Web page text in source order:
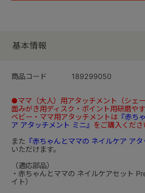
基本情報
商品コード 189299050
●ママ（大人）用アタッチメント（シェ
面みがき用ディスク・ポイント用研磨や
ベビー・ママ用アタッチメントは『赤ち
ア アタッチメント ミニ』 をご購入くださ
また 『赤ちゃんとママの ネイルケア アタ
いただけます。
（適応部品）
・赤ちゃんとママの ネイルケアセット
イト）